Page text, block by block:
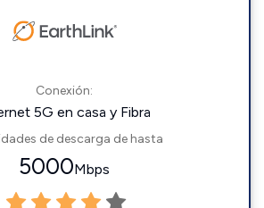
Conexión:
5G en casa y Fibra
de descarga de hasta
5000Mbps